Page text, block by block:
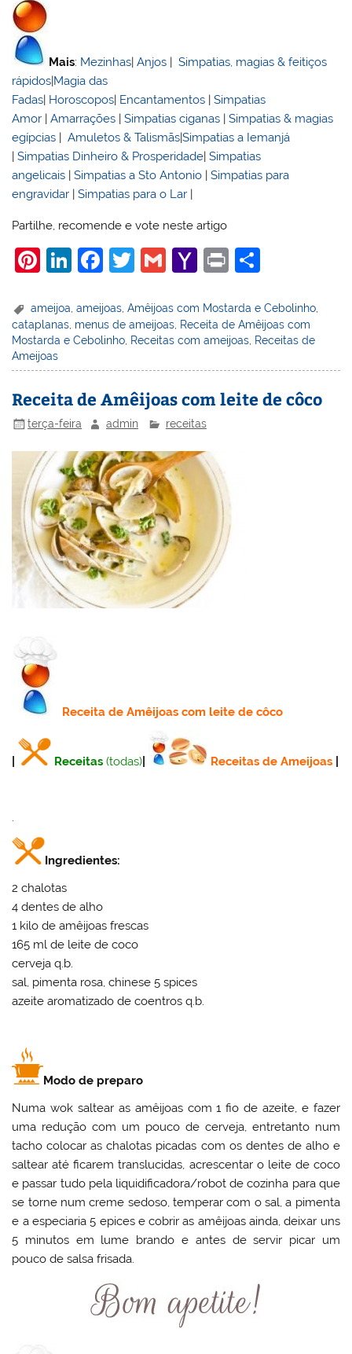
Mais: Mezinhas|Anjos |Simpatias, magias & feitiços
rápidos|Magia das
Fadas| Horoscopos| Encantamentos |Simpatias
Amor |Amarrações |Simpatias ciganas |Simpatias & magias
egípcias |Amuletos & Talismãs|Simpatias a Iemanjá
|Simpatias Dinheiro & Prosperidade|Simpatias
angelicais |Simpatias a Sto Antonio |Simpatias para
engravidar |Simpatias para o Lar |
Partilhe, recomende e vote neste artigo
Pi
er
e
st
Li
k
e
n
F
c
e
o
k
T
itt
er
G
ai
l
Y
h
o
ai
l
Pr
t
ar
e
ameijoa ,ameijoas ,Amêijoas com Mostarda e Cebolinho
cataplanas menus de ameijoas Receita de Amêijoas com
Mostarda e Cebolinho Receitas com ameijoas Receitas de
Ameijoas
Receita de Amêijoas com leite de côco
terça-feira admin receitas
Receitade Amêijoas com leite de côco
Receitas (todas) Receitas de Ameijoas
.
Ingredientes:
2 chalotas
4 dentes de alho
1 kilo de amêijoas frescas
165 ml de leite de coco
cerveja q.b.
sal, pimenta rosa, chinese 5 spices
azeite aromatizado de coentros q.b.
Modo de preparo
Numa wok saltear as amêijoas com 1 fio de azeite, e fazer
uma redução com um pouco de cerveja, entretanto num
tacho colocar as chalotas picadas com os dentes de alho e
saltear até ficarem translucidas, acrescentar o leite de coco
e passar tudo pela liquidificadora/robot de cozinha para que
se torne num creme sedoso, temperar com o sal, a pimenta
e a especiaria 5 epices e cobrir as amêijoas ainda, deixar uns
5 minutos em lume brando e antes de servir picar um
pouco de salsa frisada.